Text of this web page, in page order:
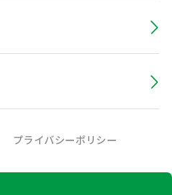
プライバシーポリシー